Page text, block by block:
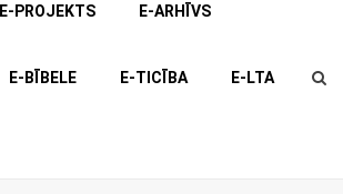
E-PROJEKTS E-ARHĪVS
E-BĪBELE E-TICĪBA E-LTA